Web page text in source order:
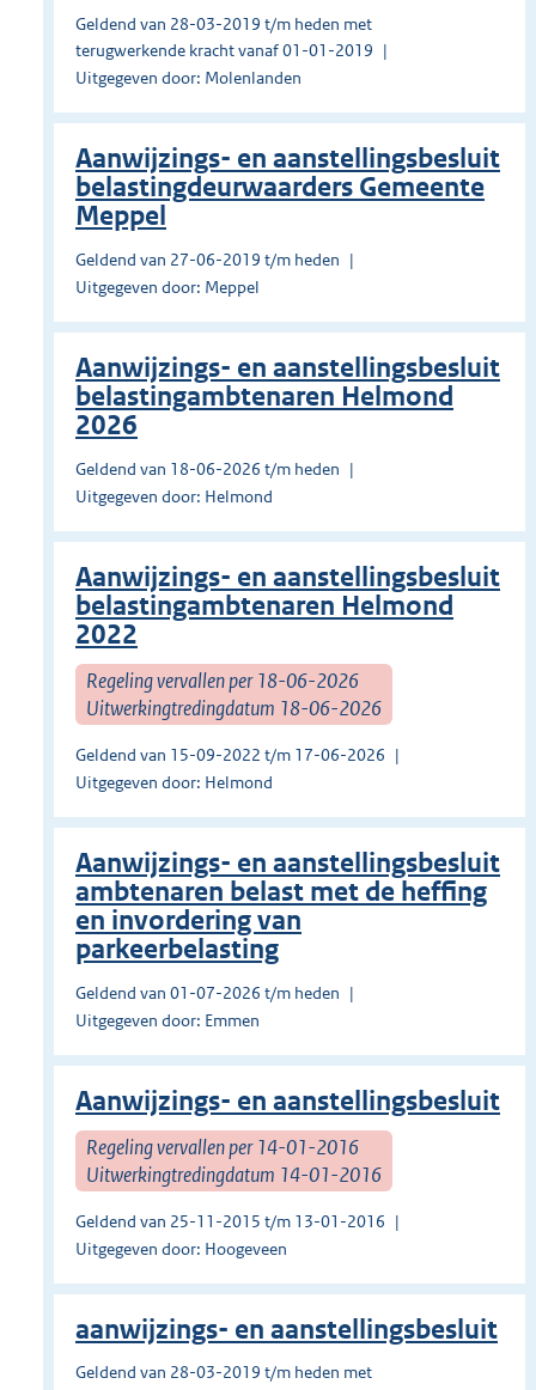
Geldend van 28-03-2019 t/m heden met
terugwerkende kracht vanaf 01-01-2019
Uitgegeven door: Molenlanden
Aanwijzings- en aanstellingsbesluit
belastingdeurwaarders Gemeente
Meppel
Geldend van 27-06-2019 t/m heden
Uitgegeven door: Meppel
Aanwijzings- en aanstellingsbesluit
belastingambtenaren Helmond
2026
Geldend van 18-06-2026 t/m heden
Uitgegeven door: Helmond
Aanwijzings- en aanstellingsbesluit
belastingambtenaren Helmond
2022
Regeling vervallen per 18-06-2026
Uitwerkingtredingdatum 18-06-2026
Geldend van 15-09-2022 t/m 17-06-2026
Uitgegeven door: Helmond
Aanwijzings- en aanstellingsbesluit
ambtenaren belast met de heffing
en invordering van
parkeerbelasting
Geldend van 01-07-2026 t/m heden
Uitgegeven door: Emmen
Aanwijzings- en aanstellingsbesluit
Regeling vervallen per 14-01-2016
Uitwerkingtredingdatum 14-01-2016
Geldend van 25-11-2015 t/m 13-01-2016
Uitgegeven door: Hoogeveen
aanwijzings- en aanstellingsbesluit
Geldend van 28-03-2019 t/m heden met